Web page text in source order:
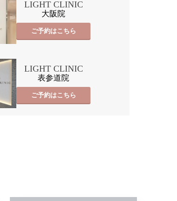
LIGHT CLINIC
大阪院
ご予約はこちら
LIGHT CLINIC
表参道院
ご予約はこちら